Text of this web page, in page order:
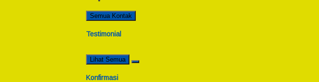
Semua Kontak
Testimonial
Lihat Semua
Konfirmasi